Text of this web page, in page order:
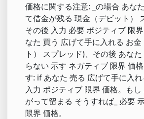
価格に関する注意: _の場合 あな
て借金が残る 現金（デビット）
その後 入力 必要 ポジティブ 限
なた 買う 広げて手に入れる お金
ト） スプレッド)、その後 あな
らない 示す ネガティブ 限界 価
す: if あなた 売る 広げて手に入れ
入力 ポジティブ 限界 価格。も
がって留まる そうすれば_ 必要
限界 価格。